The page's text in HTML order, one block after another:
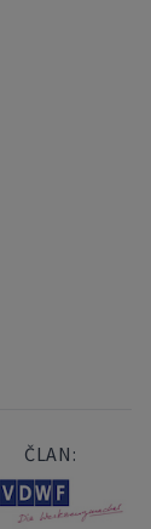
ČLAN: